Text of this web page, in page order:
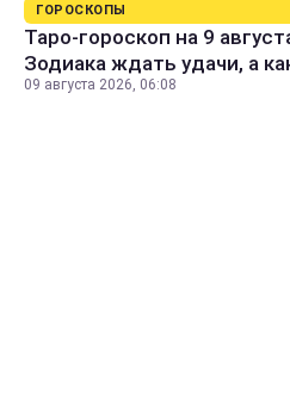
ГОРОСКОПЫ
Таро-гороскоп на 9
Зодиака ждать удачи, а
09 августа 2026, 06:08